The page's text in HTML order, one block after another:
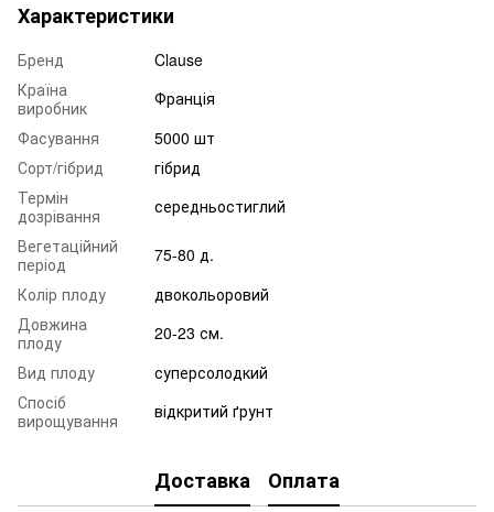
Характеристики
Бренд
Clause
Країна
виробник
Франція
Фасування
5000 шт
Сорт/гібрид
гібрид
Термін
дозрівання
середньостиглий
Вегетаційний
період
75-80 д.
Колір плоду
двокольоровий
Довжина
плоду
20-23 см.
Вид плоду
суперсолодкий
Спосіб
вирощування
відкритий ґрунт
Доставка Оплата